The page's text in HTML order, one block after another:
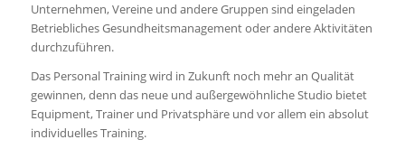
Unternehmen, Vereine und andere Gruppen sind eingeladen
Betriebliches Gesundheitsmanagement oder andere Aktivitäten
durchzuführen.
Das Personal Training wird in Zukunft noch mehr an Qualität
gewinnen, denn das neue und außergewöhnliche Studio bietet
Equipment, Trainer und Privatsphäre und vor allem ein absolut
individuelles Training.